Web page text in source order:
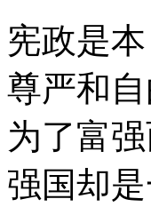
宪政是
尊严和
为了富
强国却